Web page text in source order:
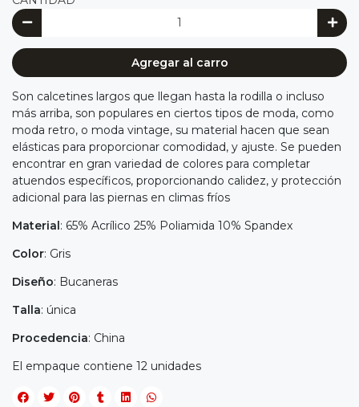
Agregar al carro
Son calcetines largos que llegan hasta la rodilla o incluso
más arriba, son populares en ciertos tipos de moda, como
moda retro, o moda vintage, su material hacen que sean
elásticas para proporcionar comodidad, y ajuste. Se pueden
encontrar en gran variedad de colores para completar
atuendos específicos, proporcionando calidez, y protección
adicional para las piernas en climas fríos
Material: 65% Acrílico 25% Poliamida 10% Spandex
Color: Gris
Diseño: Bucaneras
Talla: única
Procedencia: China
El empaque contiene 12 unidades